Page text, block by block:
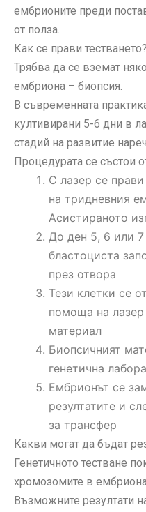
ембрионите преди
от полза.
Как се прави тестването?
Трябва да се вземат
ембриона – биопсия.
В съвременната
култивирани 5-6 дни в
стадий на развитие
Процедурата се състои
С лазер се
на тридневния
Асистираното
До ден 5, 6 или 7
бластоциста
през отвора
Тези клетки се
помоща на лазер
материал
Биопсичният
генетична
Ембрионът се
резултатите и
за трансфер
Какви могат да бъдат
Генетичното тестване
хромозомите в
Възможните резултати